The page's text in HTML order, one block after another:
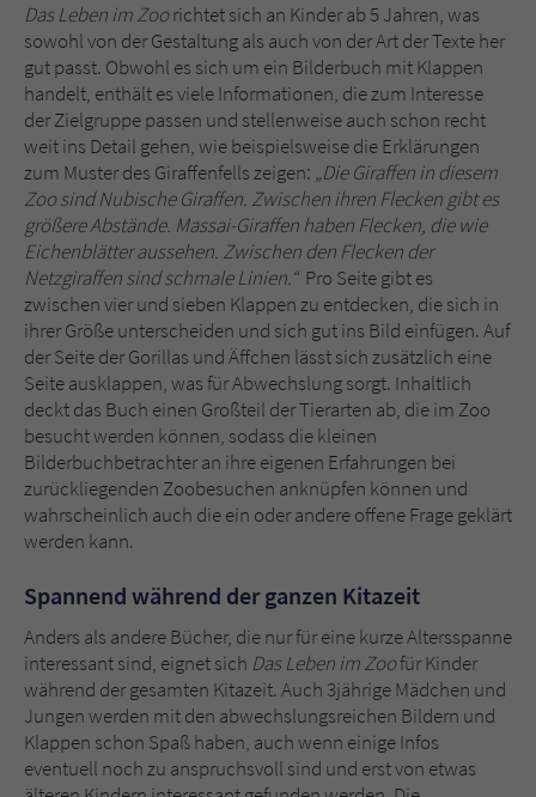
Das Leben im Zoorichtet sich an Kinder ab 5 Jahren, was
sowohl von der Gestaltung als auch von der Art der Texte her
gut passt. Obwohl es sich um ein Bilderbuch mit Klappen
handelt, enthält es viele Informationen, die zum Interesse
der Zielgruppe passen und stellenweise auch schon recht
weit ins Detail gehen, wie beispielsweise die Erklärungen
zum Muster des Giraffenfells zeigen: „Die Giraffen in diesem
Zoo sind Nubische Giraffen. Zwischen ihren Flecken gibt es
größere Abstände. Massai-Giraffen haben Flecken, die wie
Eichenblätter aussehen. Zwischen den Flecken der
Netzgiraffen sind schmale Linien.“ Pro Seite gibt es
zwischen vier und sieben Klappen zu entdecken, die sich in
ihrer Größe unterscheiden und sich gut ins Bild einfügen. Auf
der Seite der Gorillas und Äffchen lässt sich zusätzlich eine
Seite ausklappen, was für Abwechslung sorgt. Inhaltlich
deckt das Buch einen Großteil der Tierarten ab, die im Zoo
besucht werden können, sodass die kleinen
Bilderbuchbetrachter an ihre eigenen Erfahrungen bei
zurückliegenden Zoobesuchen anknüpfen können und
wahrscheinlich auch die ein oder andere offene Frage geklärt
werden kann.
Spannend während der ganzen Kitazeit
Anders als andere Bücher, die nur für eine kurze Altersspanne
interessant sind, eignet sich Das Leben im Zoofür Kinder
während der gesamten Kitazeit. Auch 3jährige Mädchen und
Jungen werden mit den abwechslungsreichen Bildern und
Klappen schon Spaß haben, auch wenn einige Infos
eventuell noch zu anspruchsvoll sind und erst von etwas